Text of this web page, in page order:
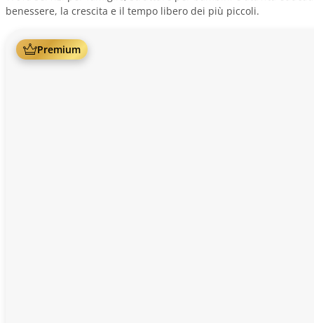
benessere, la crescita e il tempo libero dei più piccoli.
Premium